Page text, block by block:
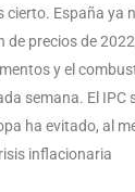
cierto. España ya
de precios de
y el
semana. El IPC
ha evitado, al
inflacionaria